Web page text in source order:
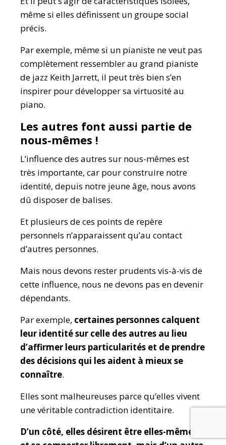
même si elles définissent un groupe social
précis.
Par exemple, même si un pianiste ne veut pas
complètement ressembler au grand pianiste
de jazz Keith Jarrett, il peut très bien s’en
inspirer pour développer sa virtuosité au
piano.
Les autres font aussi partie de
nous-mêmes !
L’influence des autres sur nous-mêmes est
très importante, car pour construire notre
identité, depuis notre jeune âge, nous avons
dû disposer de balises.
Et plusieurs de ces points de repère
personnels n’apparaissent qu’au contact
d’autres personnes.
Mais nous devons rester prudents vis-à-vis de
cette influence, nous ne devons pas en devenir
dépendants.
Par exemple, certaines personnes calquent
leur identité sur celle des autres au lieu
d’affirmer leurs particularités et de prendre
des décisions qui les aident à mieux se
connaître.
Elles sont malheureuses parce qu’elles vivent
une véritable contradiction identitaire.
D’un côté, elles désirent être elles-mêmes